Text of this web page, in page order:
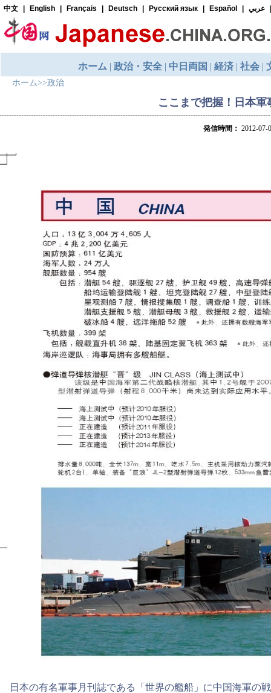
ホーム>>政治
ここまで把握！日本
発信時間： 2012-
日本の有名軍事月刊誌である「世界の艦船」に中国海軍の